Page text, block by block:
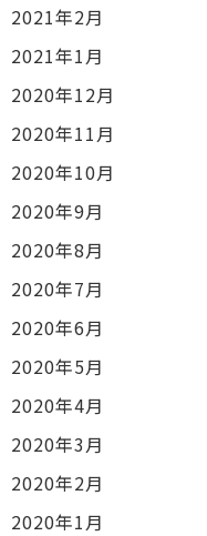
2021年2月
2021年1月
2020年12月
2020年11月
2020年10月
2020年9月
2020年8月
2020年7月
2020年6月
2020年5月
2020年4月
2020年3月
2020年2月
2020年1月